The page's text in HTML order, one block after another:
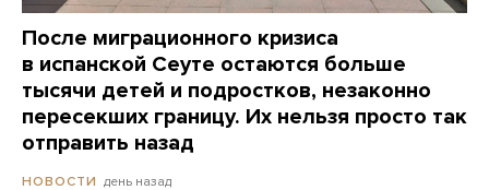
После миграционного кризиса
в испанской Сеуте остаются больше
тысячи детей и подростков, незаконно
пересекших границу. Их нельзя просто так
отправить назад
НОВОСТИ день назад